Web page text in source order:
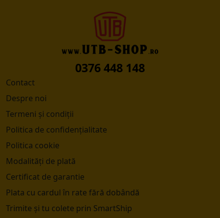
0376 448 148
Contact
Despre noi
Termeni și condiții
Politica de confidențialitate
Politica cookie
Modalități de plată
Certificat de garantie
Plata cu cardul în rate fără dobândă
Trimite și tu colete prin SmartShip